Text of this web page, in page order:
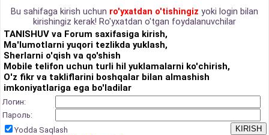
Bu sahifaga kirish uchun ro'yxatdan o'tishingiz yoki login bilan
kirishingiz kerak! Ro'yxatdan o'tgan foydalanuvchilar
TANISHUV va Forum saxifasiga kirish,
Ma'lumotlarni yuqori tezlikda yuklash,
Sherlarni o'qish va qo'shish
Mobile telifon uchun turli hil yuklamalarni ko'chirish,
O'z fikr va takliflarini boshqalar bilan almashish
imkoniyatlariga ega bo'ladilar
Логин:
Пароль:
Yodda Saqlash